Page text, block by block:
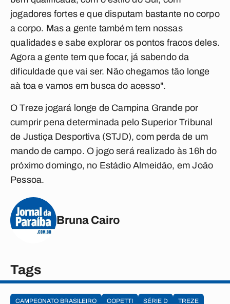
jogadores fortes e que disputam bastante no corpo
a corpo. Mas a gente também tem nossas
qualidades e sabe explorar os pontos fracos deles.
Agora a gente tem que focar, já sabendo da
dificuldade que vai ser. Não chegamos tão longe
aà toa e vamos em busca do acesso".
O Treze jogará longe de Campina Grande por
cumprir pena determinada pelo Superior Tribunal
de Justiça Desportiva (STJD), com perda de um
mando de campo. O jogo será realizado às 16h do
próximo domingo, no Estádio Almeidão, em João
Pessoa.
Bruna Cairo
Tags
CAMPEONATO BRASILEIRO COPETTI SÉRIE D TREZE